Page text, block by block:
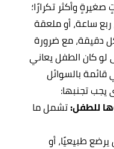
وأكثر تكرارًا؛
ساعة، أو ملعقة
كل دقيقة، مع ضرورة
لو كان الطفل يعاني
قائمة بالسوائل
يجب تجنبها:
للطفل:تشمل ما
يرضع طبيعيًا، أو